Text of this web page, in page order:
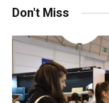
Don't Miss